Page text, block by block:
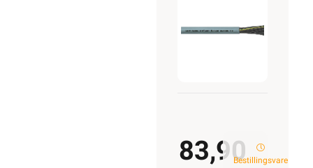
83,90Bestillingsvare